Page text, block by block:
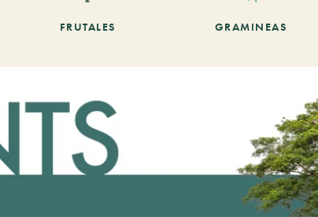
FRUTALES GRAMINEAS